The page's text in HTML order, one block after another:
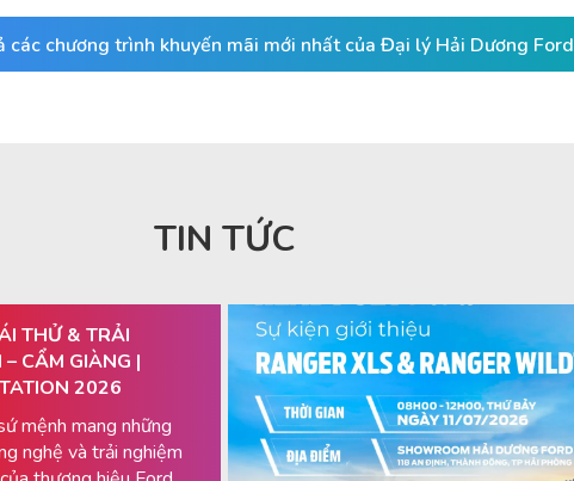
các chương trình khuyến mãi mới nhất của Đại lý Hải Dương Ford
TIN TỨC
THỬ & TRẢI
– CẨM GIÀNG |
2026
mệnh mang những
nghệ và trải nghiệm